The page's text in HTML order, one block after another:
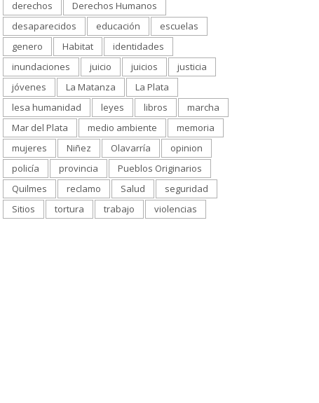
derechos
Derechos Humanos
desaparecidos
educación
escuelas
genero
Habitat
identidades
inundaciones
juicio juicios
justicia
jóvenes
La Matanza
La Plata
lesa humanidad
leyes libros
marcha
Mar del Plata
medio ambiente
memoria
mujeres
Niñez Olavarría
opinion
policía
provincia
Pueblos Originarios
Quilmes
reclamo Salud
seguridad
Sitios
tortura trabajo violencias